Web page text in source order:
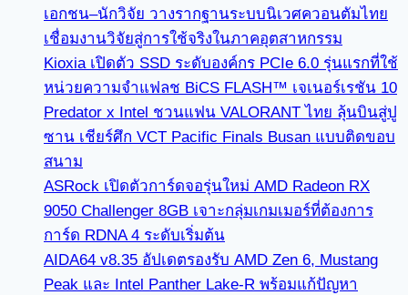
เอกชน–นักวิจัย วางรากฐานระบบนิเวศควอนตัมไทย
เชื่อมงานวิจัยสู่การใช้จริงในภาคอุตสาหกรรม
Kioxia เปิดตัว SSD ระดับองค์กร PCIe 6.0 รุ่นแรกที่ใช้
หน่วยความจำแฟลช BiCS FLASH™ เจเนอร์เรชัน 10
Predator x Intel ชวนแฟน VALORANT ไทย ลุ้นบินสู่ปู
ซาน เชียร์ศึก VCT Pacific Finals Busan แบบติดขอบ
สนาม
ASRock เปิดตัวการ์ดจอรุ่นใหม่ AMD Radeon RX
9050 Challenger 8GB เจาะกลุ่มเกมเมอร์ที่ต้องการ
การ์ด RDNA 4 ระดับเริ่มต้น
AIDA64 v8.35 อัปเดตรองรับ AMD Zen 6, Mustang
Peak และ Intel Panther Lake-R พร้อมแก้ปัญหา